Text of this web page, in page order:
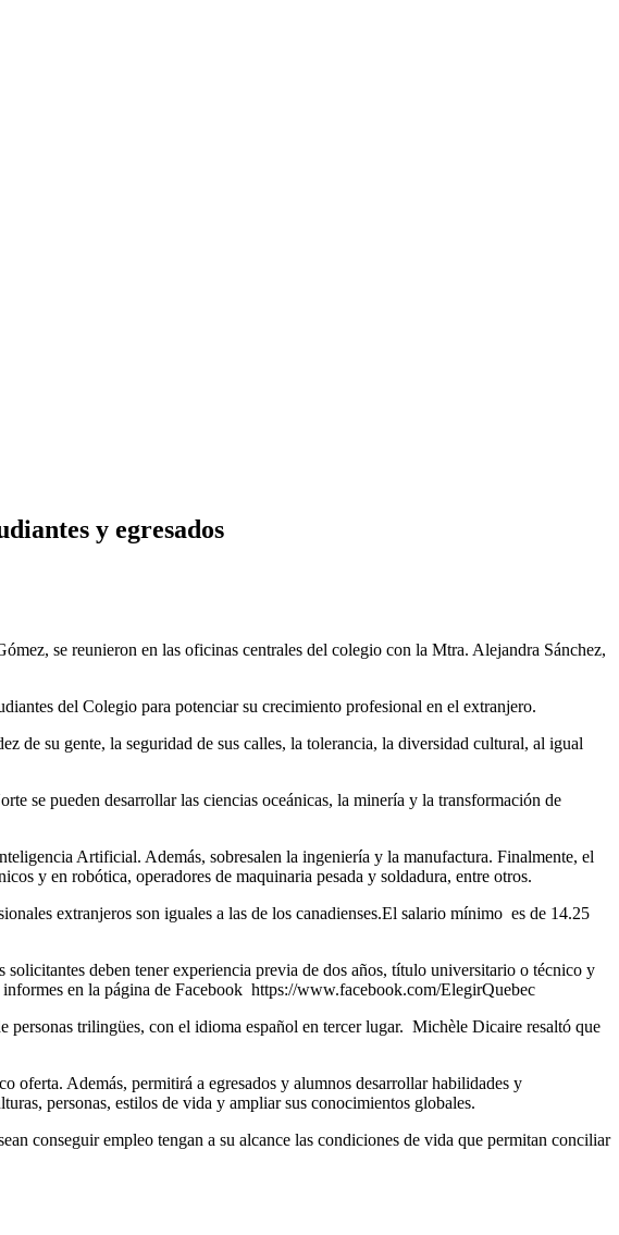
y egresados
se reunieron en las oficinas centrales del colegio con la Mtra. Alejandra Sánchez,
del Colegio para potenciar su crecimiento profesional en el extranjero.
de su gente, la seguridad de sus calles, la tolerancia, la diversidad cultural, al igual
se pueden desarrollar las ciencias oceánicas, la minería y la transformación de
Artificial. Además, sobresalen la ingeniería y la manufactura. Finalmente, el
y en robótica, operadores de maquinaria pesada y soldadura, entre otros.
extranjeros son iguales a las de los canadienses.El salario mínimo es de 14.25
deben tener experiencia previa de dos años, título universitario o técnico y
en la página de Facebook https://www.facebook.com/ElegirQuebec
trilingües, con el idioma español en tercer lugar. Michèle Dicaire resaltó que
oferta. Además, permitirá a egresados y alumnos desarrollar habilidades y
personas, estilos de vida y ampliar sus conocimientos globales.
conseguir empleo tengan a su alcance las condiciones de vida que permitan conciliar